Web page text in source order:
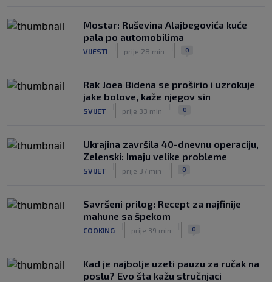
Mostar: Ruševina Alajbegovića kuće
pala po automobilima
VIJESTI prije 28 min 0
Rak Joea Bidena se proširio i uzrokuje
jake bolove, kaže njegov sin
SVIJET prije 33 min 0
Ukrajina završila 40-dnevnu operaciju,
Zelenski: Imaju velike probleme
SVIJET prije 37 min 0
Savršeni prilog: Recept za najfinije
mahune sa špekom
COOKING prije 39 min 0
Kad je najbolje uzeti pauzu za ručak na
poslu? Evo šta kažu stručnjaci